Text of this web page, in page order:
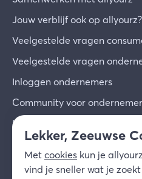
Jouw verblijf ook op allyourz?
Veelgestelde vragen
Veelgestelde vragen
Inloggen ondernemers
Community voor
Inschrijven voor de nieuwsbrief
Over ons
Contact
Lekker, Zeeuwse
Met cookies kun je
vind je sneller wat je